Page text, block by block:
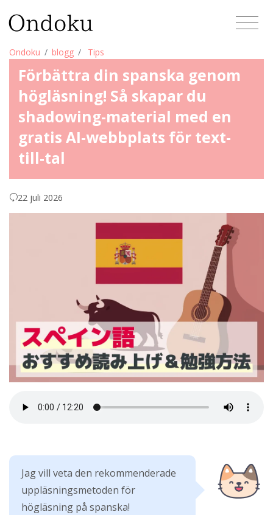
Ondoku blogg Tips
Förbättra din spanska genom
högläsning! Så skapar du
shadowing-material med en
gratis AI-webbplats för text-
till-tal
22 juli 2026
Jag vill veta den rekommenderade
uppläsningsmetoden för
högläsning på spanska!